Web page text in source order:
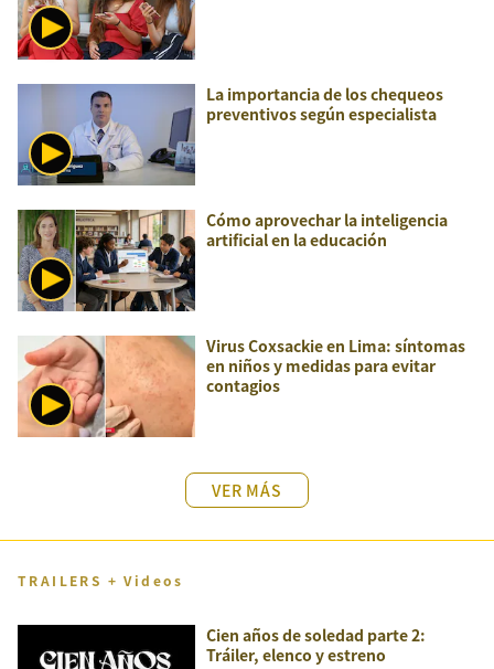
La importancia de los chequeos
preventivos según especialista
Cómo aprovechar la inteligencia
artificial en la educación
Virus Coxsackie en Lima: síntomas
en niños y medidas para evitar
contagios
VER MÁS
TRAILERS + Videos
Cien años de soledad parte 2:
Tráiler, elenco y estreno